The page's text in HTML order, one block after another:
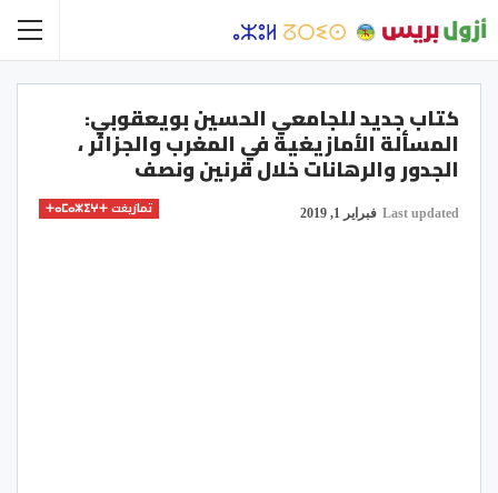
كتاب جديد للجامعي الحسين بويعقوبي:
المسألة الأمازيغية في المغرب والجزائر ،
الجدور والرهانات خلال قرنين ونصف
تمازيغت ⵜⴰⵎⴰⵣⵉⵖⵜ Last updated فبراير 1, 2019